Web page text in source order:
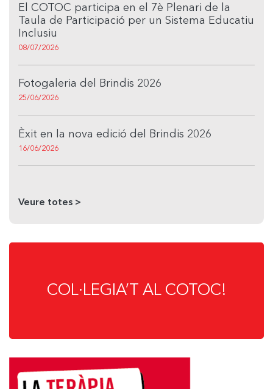
El COTOC participa en el 7è Plenari de la
Taula de Participació per un Sistema Educatiu
Inclusiu
08/07/2026
Fotogaleria del Brindis 2026
25/06/2026
Èxit en la nova edició del Brindis 2026
16/06/2026
Veure totes >
COL·LEGIA’T AL COTOC!